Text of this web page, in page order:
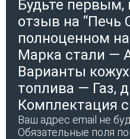
Будьте первым,
отзыв на “Печь
полноценном
Марка стали —
Варианты
топлива — Газ,
Комплектация с
Ваш адрес email не
Обязательные поля